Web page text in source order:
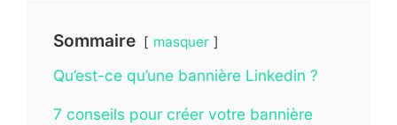
Sommaire masquer
Qu’est-ce qu’une bannière Linkedin ?
7 conseils pour créer votre bannière